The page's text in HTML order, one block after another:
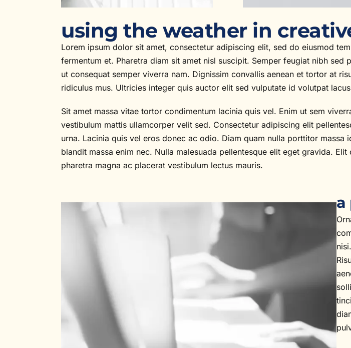
using the weather in
Lorem ipsum dolor sit amet, consectetur adipiscing elit, sed do eiusmod
fermentum et. Pharetra diam sit amet nisl suscipit. Semper feugiat nibh
ut consequat semper viverra nam. Dignissim convallis aenean et tortor at
ridiculus mus. Ultricies integer quis auctor elit sed vulputate id volutpat
Sit amet massa vitae tortor condimentum lacinia quis vel. Enim ut sem
vestibulum mattis ullamcorper velit sed. Consectetur adipiscing elit
urna. Lacinia quis vel eros donec ac odio. Diam quam nulla porttitor
blandit massa enim nec. Nulla malesuada pellentesque elit eget gravida.
pharetra magna ac placerat vestibulum lectus mauris.
a